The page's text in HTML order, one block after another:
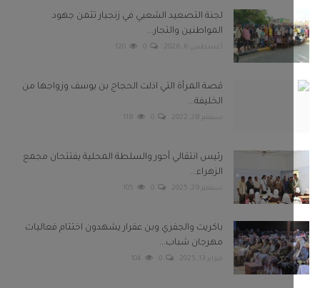
لجنة التصعيد الشعبي في زنجبار تثمن جهود
المواطنين والتجار...
أغسطس 6, 2026 0
120
قصة المرأة التي اذلت الحجاج بن يوسف وزواجها من
الخليفة...
0
118
رئيس انتقالي أحور والسلطة المحلية يفتتحان مجمع
الزهراء...
سبتمبر 29, 2025 0
105
باكريت والجفري وبن عفرار يشهدون اختتام فعاليات
مهرجان شباب...
فبراير 13, 2025 0
104